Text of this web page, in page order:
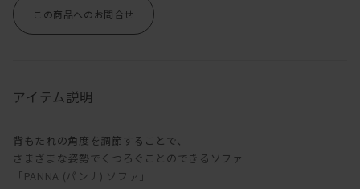
この商品へのお問合せ
アイテム説明
背もたれの角度を調節することで、
さまざまな姿勢でくつろぐことのできるソファ
「PANNA (パンナ) ソファ」